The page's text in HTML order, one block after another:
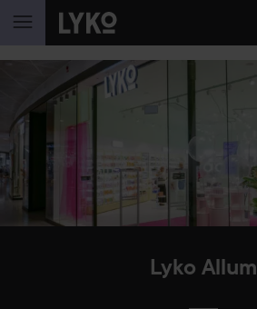
HOPPA TILL INNEHÅLLET
Lyko Allum